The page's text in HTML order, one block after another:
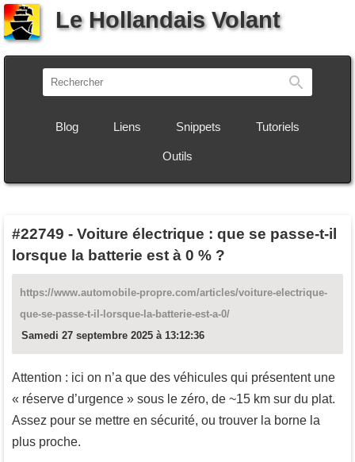
Le Hollandais Volant
Blog Liens Snippets Tutoriels
Outils
#22749 - Voiture électrique : que se passe-t-il
lorsque la batterie est à 0 % ?
https://www.automobile-propre.com/articles/voiture-electrique-
que-se-passe-t-il-lorsque-la-batterie-est-a-0/
Samedi 27 septembre 2025 à 13:12:36
Attention : ici on n’a que des véhicules qui présentent une
« réserve d’urgence » sous le zéro, de ~15 km sur du plat.
Assez pour se mettre en sécurité, ou trouver la borne la
plus proche.